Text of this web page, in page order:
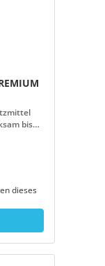
bis
dieses